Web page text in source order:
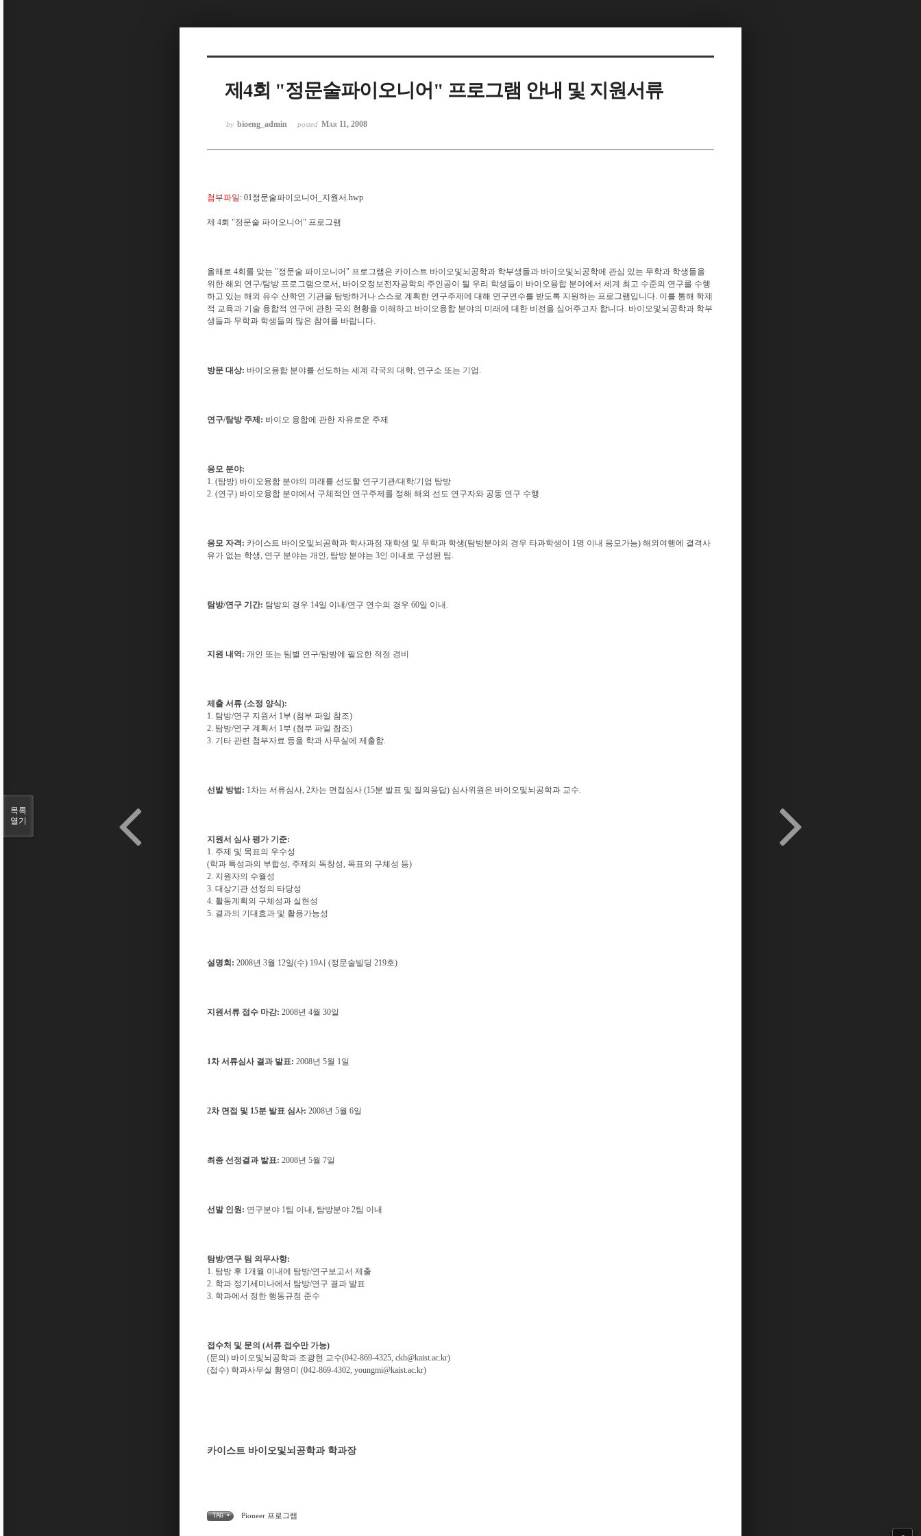
제4회 "정문술파이오니어" 프로그램 안내 및 지원서류
by bioeng_admin posted Mar 11, 2008
첨부파일: 01정문술파이오니어_지원서.hwp
제 4회 "정문술 파이오니어" 프로그램
올해로 4회를 맞는 "정문술 파이오니어" 프로그램은 카이스트 바이오및뇌공학과 학부생들과 바이오및뇌공학에 관심 있는 무학과 학생들을
위한 해외 연구/탐방 프로그램으로서, 바이오정보전자공학의 주인공이 될 우리 학생들이 바이오융합 분야에서 세계 최고 수준의 연구를 수행
하고 있는 해외 유수 산학연 기관을 탐방하거나 스스로 계획한 연구주제에 대해 연구연수를 받도록 지원하는 프로그램입니다. 이를 통해 학제
적 교육과 기술 융합적 연구에 관한 국외 현황을 이해하고 바이오융합 분야의 미래에 대한 비전을 심어주고자 합니다. 바이오및뇌공학과 학부
생들과 무학과 학생들의 많은 참여를 바랍니다.
방문 대상: 바이오융합 분야를 선도하는 세계 각국의 대학, 연구소 또는 기업.
연구/탐방 주제: 바이오 융합에 관한 자유로운 주제
응모 분야:
1. (탐방) 바이오융합 분야의 미래를 선도할 연구기관/대학/기업 탐방
2. (연구) 바이오융합 분야에서 구체적인 연구주제를 정해 해외 선도 연구자와 공동 연구 수행
응모 자격: 카이스트 바이오및뇌공학과 학사과정 재학생 및 무학과 학생(탐방분야의 경우 타과학생이 1명 이내 응모가능) 해외여행에 결격사
유가 없는 학생, 연구 분야는 개인, 탐방 분야는 3인 이내로 구성된 팀.
탐방/연구 기간: 탐방의 경우 14일 이내/연구 연수의 경우 60일 이내.
지원 내역: 개인 또는 팀별 연구/탐방에 필요한 적정 경비
제출 서류 (소정 양식):
1. 탐방/연구 지원서 1부 (첨부 파일 참조)
2. 탐방/연구 계획서 1부 (첨부 파일 참조)
3. 기타 관련 첨부자료 등을 학과 사무실에 제출함.
선발 방법: 1차는 서류심사, 2차는 면접심사 (15분 발표 및 질의응답) 심사위원은 바이오및뇌공학과 교수.
지원서 심사 평가 기준:
1. 주제 및 목표의 우수성
(학과 특성과의 부합성, 주제의 독창성, 목표의 구체성 등)
2. 지원자의 수월성
3. 대상기관 선정의 타당성
4. 활동계획의 구체성과 실현성
5. 결과의 기대효과 및 활용가능성
설명회: 2008년 3월 12일(수) 19시 (정문술빌딩 219호)
지원서류 접수 마감: 2008년 4월 30일
1차 서류심사 결과 발표: 2008년 5월 1일
2차 면접 및 15분 발표 심사: 2008년 5월 6일
최종 선정결과 발표: 2008년 5월 7일
선발 인원: 연구분야 1팀 이내, 탐방분야 2팀 이내
탐방/연구 팀 의무사항:
1. 탐방 후 1개월 이내에 탐방/연구보고서 제출
2. 학과 정기세미나에서 탐방/연구 결과 발표
3. 학과에서 정한 행동규정 준수
접수처 및 문의 (서류 접수만 가능)
(문의) 바이오및뇌공학과 조광현 교수(042-869-4325, ckh@kaist.ac.kr)
(접수) 학과사무실 황영미 (042-869-4302, youngmi@kaist.ac.kr)
카이스트 바이오및뇌공학과 학과장
TAG • Pioneer 프로그램
목록
열기
Sketchbook5, 스케치북5
Sketchbook5, 스케치북5